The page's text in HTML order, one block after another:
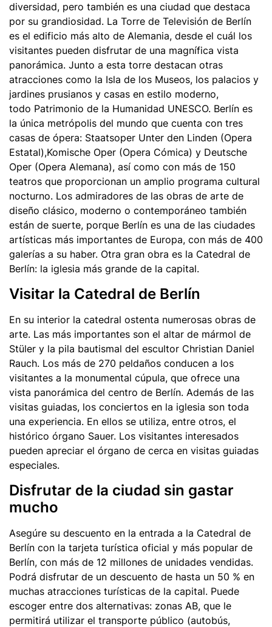
diversidad, pero también es una ciudad que destaca
por su grandiosidad. La Torre de Televisión de Berlín
es el edificio más alto de Alemania, desde el cuál los
visitantes pueden disfrutar de una magnífica vista
panorámica. Junto a esta torre destacan otras
atracciones como la Isla de los Museos, los palacios y
jardines prusianos y casas en estilo moderno,
todo Patrimonio de la Humanidad UNESCO. Berlín es
la única metrópolis del mundo que cuenta con tres
casas de ópera: Staatsoper Unter den Linden (Opera
Estatal),Komische Oper (Opera Cómica) y Deutsche
Oper (Opera Alemana), así como con más de 150
teatros que proporcionan un amplio programa cultural
nocturno. Los admiradores de las obras de arte de
diseño clásico, moderno o contemporáneo también
están de suerte, porque Berlín es una de las ciudades
artísticas más importantes de Europa, con más de 400
galerías a su haber. Otra gran obra es la Catedral de
Berlín: la iglesia más grande de la capital.
Visitar la Catedral de Berlín
En su interior la catedral ostenta numerosas obras de
arte. Las más importantes son el altar de mármol de
Stüler y la pila bautismal del escultor Christian Daniel
Rauch. Los más de 270 peldaños conducen a los
visitantes a la monumental cúpula, que ofrece una
vista panorámica del centro de Berlín. Además de las
visitas guiadas, los conciertos en la iglesia son toda
una experiencia. En ellos se utiliza, entre otros, el
histórico órgano Sauer. Los visitantes interesados
pueden apreciar el órgano de cerca en visitas guiadas
especiales.
Disfrutar de la ciudad sin gastar
mucho
Asegúre su descuento en la entrada a la Catedral de
Berlín con la tarjeta turística oficial y más popular de
Berlín, con más de 12 millones de unidades vendidas.
Podrá disfrutar de un descuento de hasta un 50 % en
muchas atracciones turísticas de la capital. Puede
escoger entre dos alternativas: zonas AB, que le
permitirá utilizar el transporte público (autobús,